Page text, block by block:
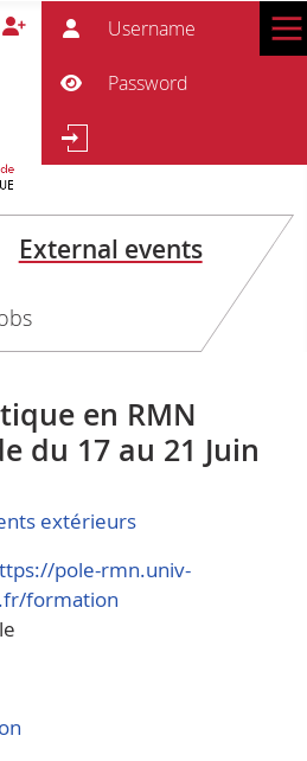
Search
External events
en RMN
du 17 au 21 Juin
extérieurs
pole-rmn.univ-
formation